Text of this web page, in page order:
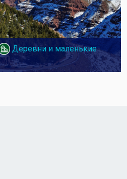
Деревни и маленькие